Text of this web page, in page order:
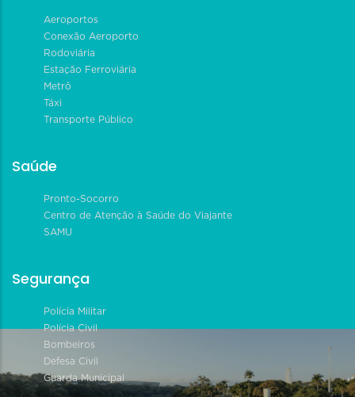
Aeroportos
Conexão Aeroporto
Rodoviária
Estação Ferroviária
Metrô
Táxi
Transporte Público
Saúde
Pronto-Socorro
Centro de Atenção à Saúde do Viajante
SAMU
Segurança
Polícia Militar
Polícia Civil
Bombeiros
Defesa Civil
Guarda Municipal